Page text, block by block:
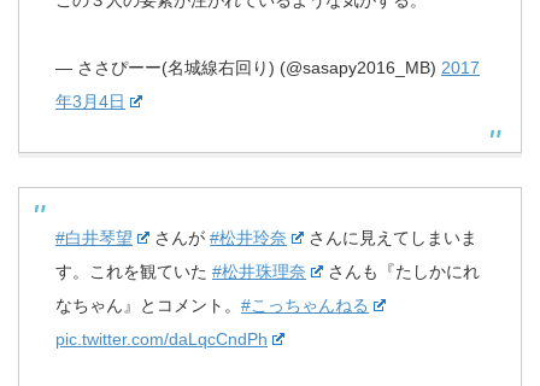
— ささぴーー(名城線右回り) (@sasapy2016_MB) 2017
年3月4日
#白井琴望 さんが#松井玲奈
さんに見えてしまいま
す。これを観ていた #松井珠理奈
さんも『たしかにれ
なちゃん』とコメント。 #こっちゃんねる
pic.twitter.com/daLqcCndPh